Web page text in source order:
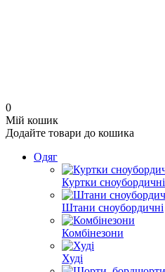
0
Мій кошик
Додайте товари до кошика
Одяг
Куртки сноубордичні
Штани сноубордичні
Комбiнезони
Худі